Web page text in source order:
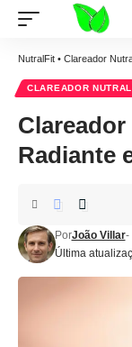
NutralFit • Clareador
CLAREADOR
Radiante
Última
PorJoão Villar-